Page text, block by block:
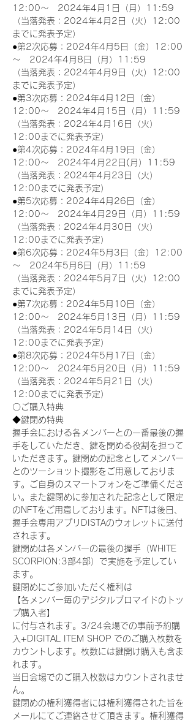
12:00～　2024年4月1日（月）11:59
（当落発表：2024年4月2日（火）12:00
までに発表予定）
●第2次応募：2024年4月5日（金）12:00
～　2024年4月8日（月）11:59
（当落発表：2024年4月9日（火）12:00
までに発表予定）
●第3次応募：2024年4月12日（金）
12:00～　2024年4月15日（月）11:59
（当落発表：2024年4月16日（火）
12:00までに発表予定）
●第4次応募：2024年4月19日（金）
12:00～　2024年4月22日(月）11:59
（当落発表：2024年4月23日（火）
12:00までに発表予定）
●第5次応募：2024年4月26日（金）
12:00～　2024年4月29日（月）11:59
（当落発表：2024年4月30日（火）
12:00までに発表予定）
●第6次応募：2024年5月3日（金）12:00
～　2024年5月6日（月）11:59
（当落発表：2024年5月7日（火）12:00
までに発表予定）
●第7次応募：2024年5月10日（金）
12:00～　2024年5月13日（月）11:59
（当落発表：2024年5月14日（火）
12:00までに発表予定）
●第8次応募：2024年5月17日（金）
12:00～　2024年5月20日（月）11:59
（当落発表：2024年5月21日（火）
12:00までに発表予定）
〇ご購入特典
◆鍵閉め特典
握手会における各メンバーとの一番最後の握
手をしていただき、鍵を閉める役割を担って
いただきます。鍵閉めの記念としてメンバー
とのツーショット撮影をご用意しておりま
す。ご自身のスマートフォンをご準備くださ
い。また鍵閉めに参加された記念として限定
のNFTをご用意しております。NFTは後日、
握手会専用アプリDISTAのウォレットに送付
されます。
鍵閉めは各メンバーの最後の握手（WHITE
SCORPION:3部4部）で実施を予定してい
ます。
鍵閉めにご参加いただく権利は
【各メンバー毎のデジタルブロマイドのトッ
プ購入者】
に付与されます。3/24会場での事前予約購
入+DIGITAL ITEM SHOP でのご購入枚数を
カウントします。枚数には鍵開け購入も含ま
れます。
当日会場でのご購入枚数はカウントされませ
ん。
鍵閉めの権利獲得者には権利獲得された旨を
メールにてご連絡させて頂きます。権利獲得